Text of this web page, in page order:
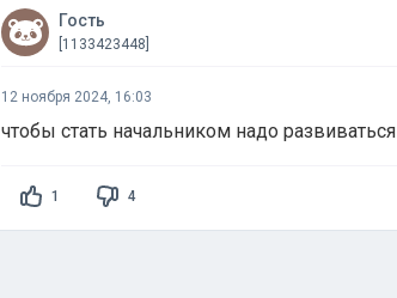
Гость
[1133423448]
12 ноября 2024, 16:03
чтобы стать начальником надо развиваться
1 4